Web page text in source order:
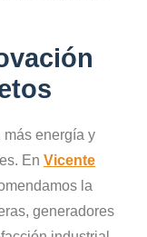
más energía y
En Vicente
la
generadores